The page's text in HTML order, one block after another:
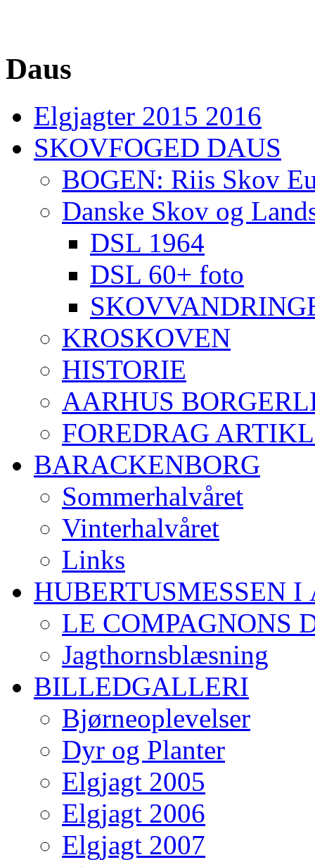
Daus
Elgjagter 2015 2016
SKOVFOGED DAUS
BOGEN: Riis Skov
Danske Skov og
DSL 1964
DSL 60+ foto
KROSKOVEN
HISTORIE
AARHUS
FOREDRAG
BARACKENBORG
Sommerhalvåret
Vinterhalvåret
Links
HUBERTUSMESSEN I
LE COMPAGNONS
Jagthornsblæsning
BILLEDGALLERI
Bjørneoplevelser
Dyr og Planter
Elgjagt 2005
Elgjagt 2006
Elgjagt 2007